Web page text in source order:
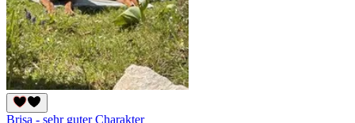
Brisa - sehr guter Charakter